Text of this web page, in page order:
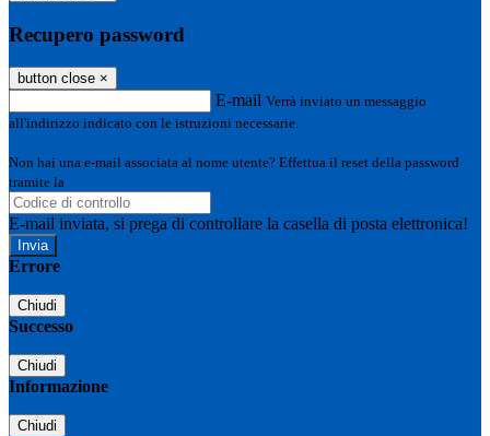
Recupero password
button close ×
E-mail Verrà inviato un messaggio
all'indirizzo indicato con le istruzioni necessarie.
Non hai una e-mail associata al nome utente? Effettua il reset della password
tramite la
E-mail inviata, si prega di controllare la casella di posta elettronica!
Errore
Chiudi
Successo
Chiudi
Informazione
Chiudi